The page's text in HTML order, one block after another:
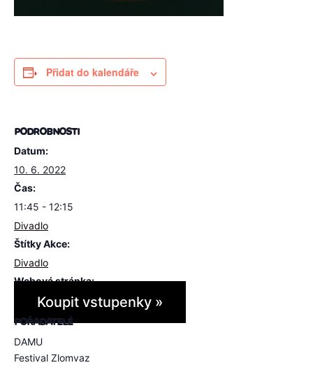
Přidat do kalendáře
PODROBNOSTI
Datum:
10. 6. 2022
Čas:
11:45 - 12:15
Divadlo
Štítky Akce:
Divadlo
Webová stránka:
Koupit vstupenky »
POŘADATELÉ
DAMU
Festival Zlomvaz